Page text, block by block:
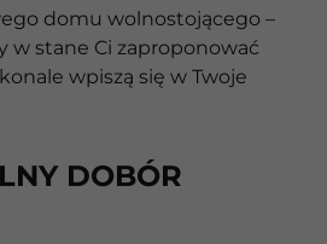
domu wolnostojącego –
w stane Ci zaproponować
wpiszą się w Twoje
DOBÓR